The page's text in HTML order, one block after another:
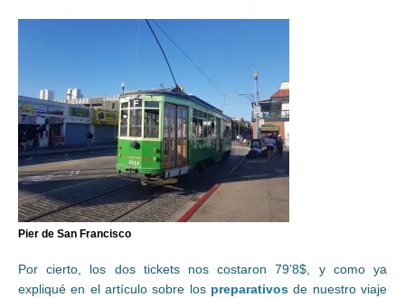
Pier de San Francisco
Por cierto, los dos tickets nos costaron 79’8$, y como ya
expliqué en el artículo sobre los preparativos de nuestro viaje